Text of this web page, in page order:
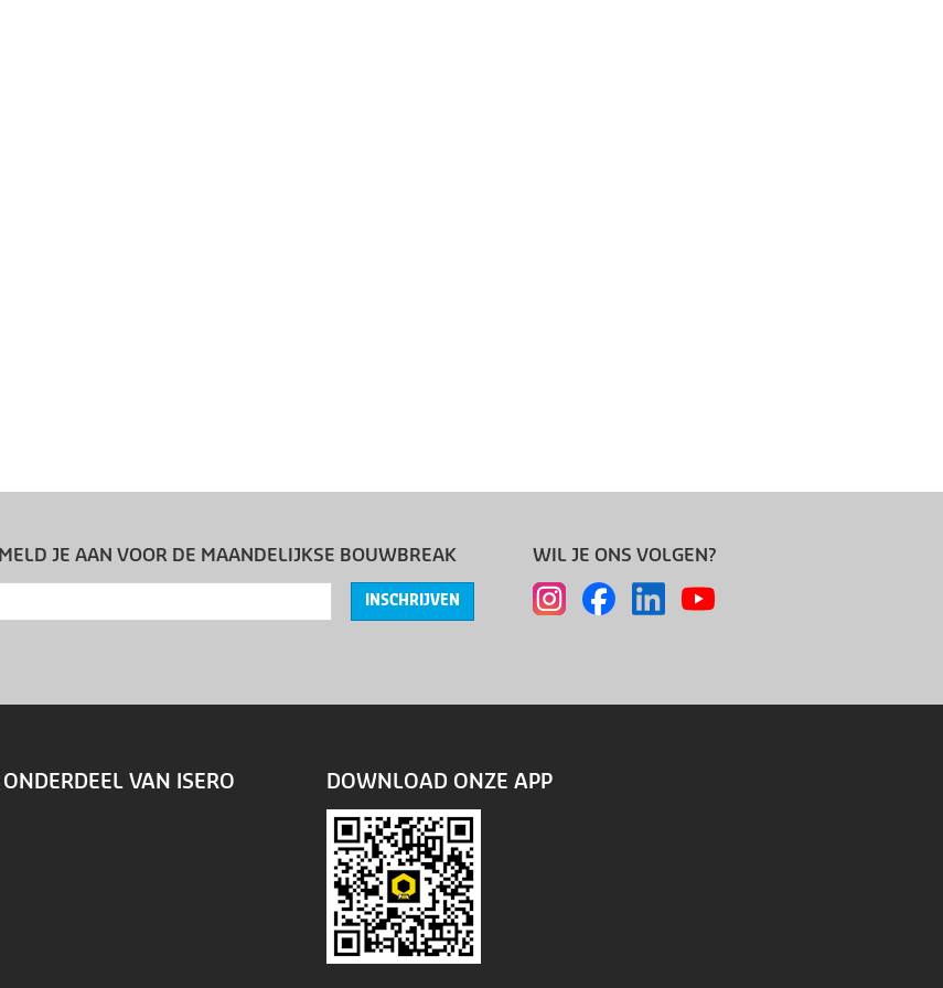
MELD JE AAN VOOR DE MAANDELIJKSE BOUWBREAK
INSCHRIJVEN
WIL JE ONS VOLGEN?
ONDERDEEL VAN ISERO DOWNLOAD ONZE APP